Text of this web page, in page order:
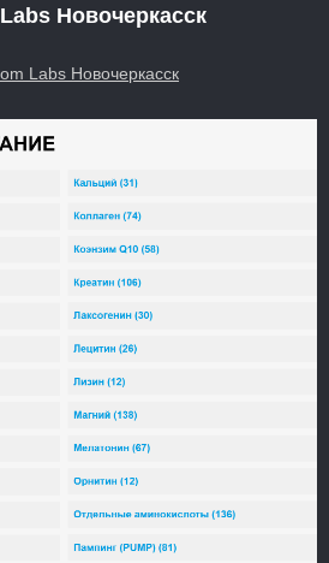
Новочеркасск
Labs Новочеркасск